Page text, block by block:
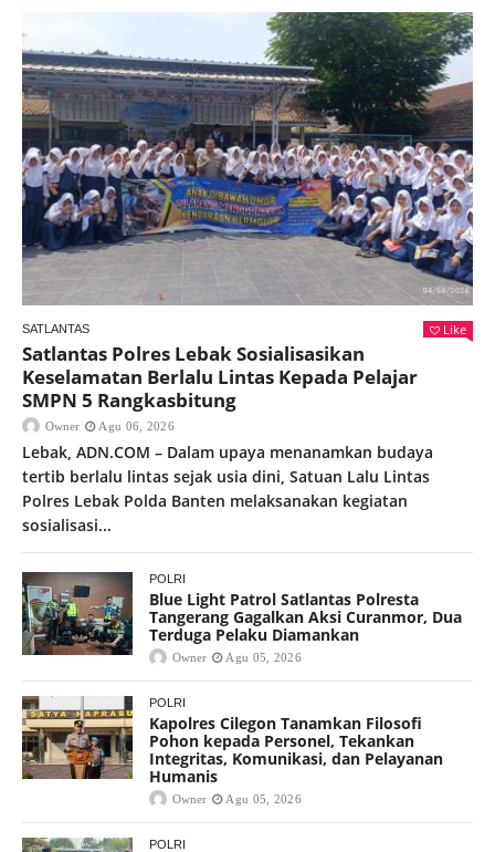
SATLANTAS Like
Satlantas Polres Lebak Sosialisasikan
Keselamatan Berlalu Lintas Kepada Pelajar
SMPN 5 Rangkasbitung
Owner Agu 06, 2026
Lebak, ADN.COM – Dalam upaya menanamkan budaya
tertib berlalu lintas sejak usia dini, Satuan Lalu Lintas
Polres Lebak Polda Banten melaksanakan kegiatan
sosialisasi...
POLRI
Blue Light Patrol Satlantas Polresta
Tangerang Gagalkan Aksi Curanmor, Dua
Terduga Pelaku Diamankan
Owner Agu 05, 2026
POLRI
Kapolres Cilegon Tanamkan Filosofi
Pohon kepada Personel, Tekankan
Integritas, Komunikasi, dan Pelayanan
Humanis
Owner Agu 05, 2026
POLRI